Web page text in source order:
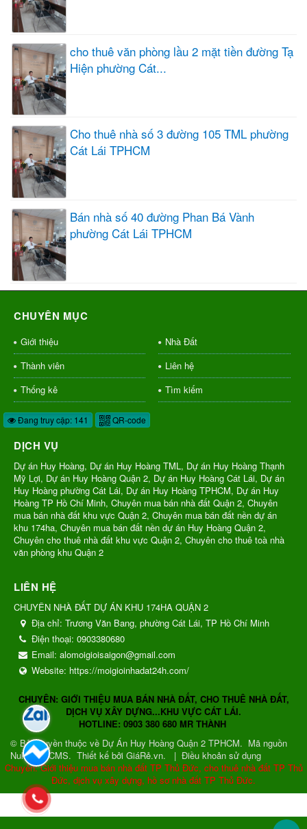
cho thuê văn phòng lầu 2 mặt tiền đường Tạ
Hiện phường Cát...
Cho thuê nhà số 3 đường 105 TML phường
Cát Lái TPHCM
Bán nhà số 40 đường Phan Bá Vành
phường Cát Lái TPHCM
CHUYÊN MỤC
Giới thiệu
Nhà Đất
Thành viên
Liên hệ
Thống kê
Tìm kiếm
Đang truy cập: 141 QR-code
DỊCH VỤ
Dự án Huy Hoàng, Dự án Huy Hoàng TML, Dự án Huy Hoàng Thạnh
Mỹ Lợi, Dự án Huy Hoàng Quận 2, Dự án Huy Hoàng Cát Lái, Dự án
Huy Hoàng phường Cát Lái, Dự án Huy Hoàng TPHCM, Dự án Huy
Hoàng TP Hồ Chí Minh, Chuyên mua bán nhà đất Quận 2, Chuyên
mua bán nhà đất khu vực Quận 2, Chuyên mua bán đất nền dự án
khu 174ha, Chuyên mua bán đất nền dự án Huy Hoàng Quận 2,
Chuyên cho thuê nhà đất khu vực Quận 2, Chuyên cho thuê toà nhà
văn phòng khu Quận 2
LIÊN HỆ
CHUYÊN NHÀ ĐẤT DỰ ÁN KHU 174HA QUẬN 2
Địa chỉ: Trương Văn Bang, phường Cát Lái, TP Hồ Chí Minh
Điện thoại: 0903380680
Email: alomoigioisaigon@gmail.com
Website: https://moigioinhadat24h.com/
CHUYÊN: GIỚI THIỆU MUA BÁN NHÀ ĐẤT, CHO THUÊ NHÀ ĐẤT,
DỊCH VỤ XÂY DỰNG...KHU VỰC CÁT LÁI.
HOTLINE: 0903 380 680 MR THÀNH
© Bản quyền thuộc về Dự Án Huy Hoàng Quận 2 TPHCM. Mã nguồn
NukeViet CMS. Thiết kế bởi GiáRẻ.vn. | Điều khoản sử dụng
Chuyên: Giới thiệu mua bán nhà đất TP Thủ Đức, cho thuê nhà đất TP Thủ
Đức, dịch vụ xây dựng, hồ sơ nhà đất TP Thủ Đức.